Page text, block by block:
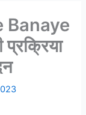
Banaye